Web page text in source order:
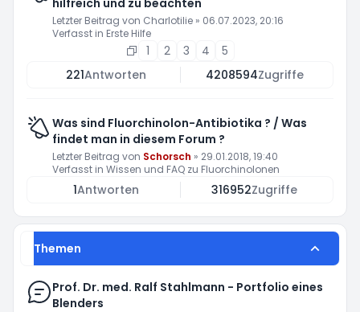
hilfreich und zu beachten
Letzter Beitrag von Charlotilie » 06.07.2023, 20:16
Verfasst in Erste Hilfe
1 2 3 4
5
221Antworten 4208594Zugriffe
Was sind Fluorchinolon-Antibiotika ? / Was
findet man in diesem Forum ?
Letzter Beitrag von Schorsch » 29.01.2018, 19:40
Verfasst in Wissen und FAQ zu Fluorchinolonen
1Antworten 316952Zugriffe
Themen
Prof. Dr. med. Ralf Stahlmann - Portfolio eines
Blenders